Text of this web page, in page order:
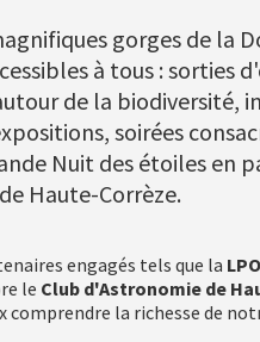
gorges de la
à tous : sorties
de la biodiversité,
soirées
Nuit des étoiles en
Haute-Corrèze.
engagés tels que la
le Club d'Astronomie de
comprendre la richesse de